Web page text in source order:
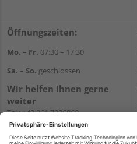
Öffnungszeiten:
Mo. – Fr. 07:30 – 17:30
Sa. – So. geschlossen
Wir helfen Ihnen gerne
weiter
Tel.:+49 861 7086860
E-Mail:shop@holzzentrum-ts.de